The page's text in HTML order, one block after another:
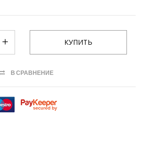
В СРАВНЕНИЕ